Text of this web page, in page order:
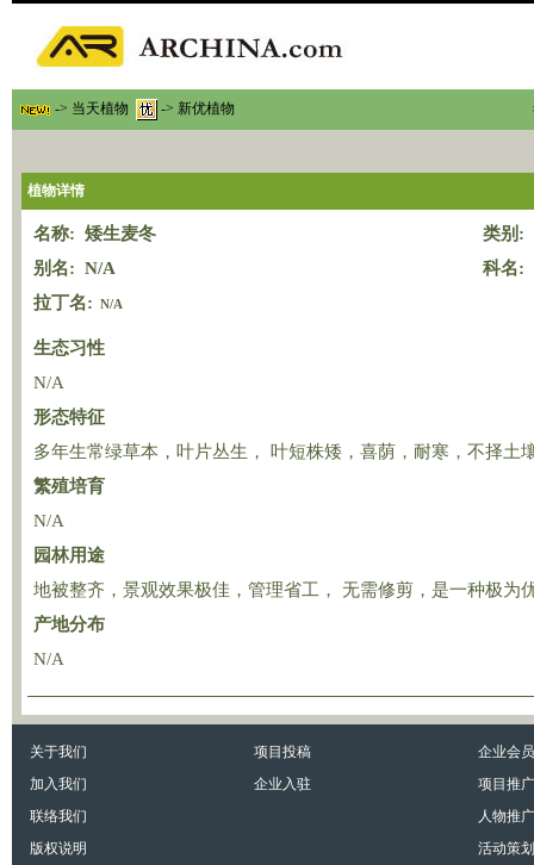
-> 当天植物 -> 新优植物
植物详情
名称: 矮生麦冬
类别:
别名: N/A
科名:
拉丁名:
N/A
生态习性
N/A
形态特征
多年生常绿草本，叶片丛生， 叶短株矮，喜荫，耐寒，不择土
繁殖培育
N/A
园林用途
地被整齐，景观效果极佳，管理省工， 无需修剪，是一种极为
产地分布
N/A
关于我们
加入我们
联络我们
版权说明
项目投稿
企业入驻
企业会员
项目推广
人物推广
活动策划